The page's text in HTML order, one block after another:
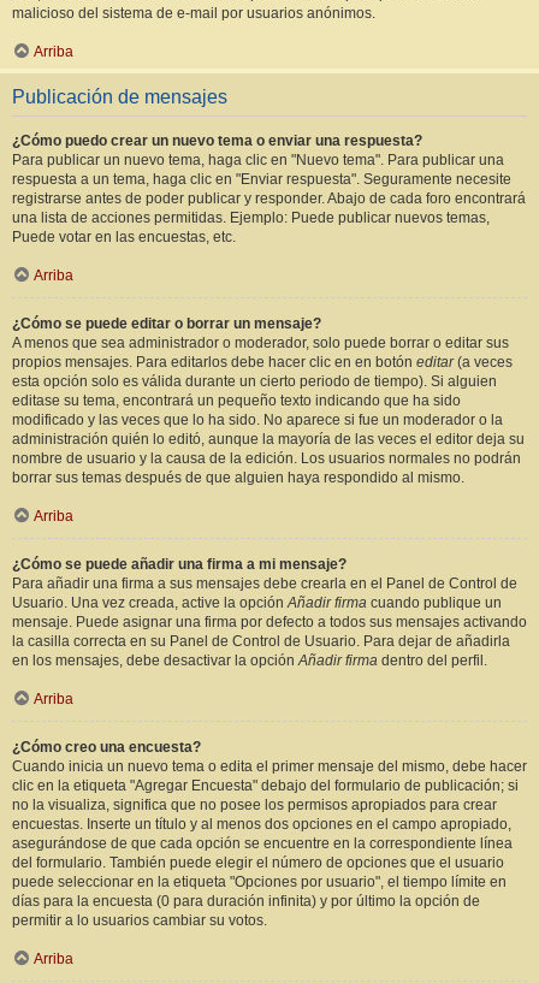
malicioso del sistema de e-mail por usuarios anónimos.
Arriba
Publicación de mensajes
¿Cómo puedo crear un nuevo tema o enviar una respuesta?
Para publicar un nuevo tema, haga clic en "Nuevo tema". Para publicar una
respuesta a un tema, haga clic en "Enviar respuesta". Seguramente necesite
registrarse antes de poder publicar y responder. Abajo de cada foro encontrará
una lista de acciones permitidas. Ejemplo: Puede publicar nuevos temas,
Puede votar en las encuestas, etc.
Arriba
¿Cómo se puede editar o borrar un mensaje?
A menos que sea administrador o moderador, solo puede borrar o editar sus
propios mensajes. Para editarlos debe hacer clic en en botón editar(a veces
esta opción solo es válida durante un cierto periodo de tiempo). Si alguien
editase su tema, encontrará un pequeño texto indicando que ha sido
modificado y las veces que lo ha sido. No aparece si fue un moderador o la
administración quién lo editó, aunque la mayoría de las veces el editor deja su
nombre de usuario y la causa de la edición. Los usuarios normales no podrán
borrar sus temas después de que alguien haya respondido al mismo.
Arriba
¿Cómo se puede añadir una firma a mi mensaje?
Para añadir una firma a sus mensajes debe crearla en el Panel de Control de
Usuario. Una vez creada, active la opciónAñadir firma cuando publique un
mensaje. Puede asignar una firma por defecto a todos sus mensajes activando
la casilla correcta en su Panel de Control de Usuario. Para dejar de añadirla
en los mensajes, debe desactivar la opciónAñadir firma dentro del perfil.
Arriba
¿Cómo creo una encuesta?
Cuando inicia un nuevo tema o edita el primer mensaje del mismo, debe hacer
clic en la etiqueta "Agregar Encuesta" debajo del formulario de publicación; si
no la visualiza, significa que no posee los permisos apropiados para crear
encuestas. Inserte un título y al menos dos opciones en el campo apropiado,
asegurándose de que cada opción se encuentre en la correspondiente línea
del formulario. También puede elegir el número de opciones que el usuario
puede seleccionar en la etiqueta "Opciones por usuario", el tiempo límite en
días para la encuesta (0 para duración infinita) y por último la opción de
permitir a lo usuarios cambiar su votos.
Arriba